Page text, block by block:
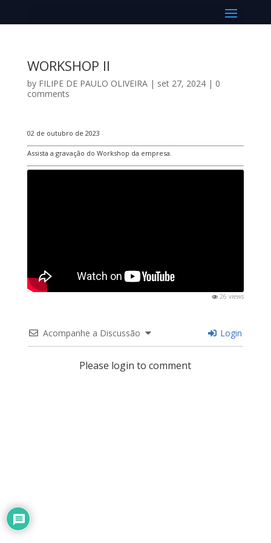
WORKSHOP II
by FILIPE DE PAULO OLIVEIRA| set 27, 2024| 0
comments
02 de outubro de 2023
Assista a gravação do Workshop da empresa.
26 views
Acompanhe a Discussão Login
Please login to comment